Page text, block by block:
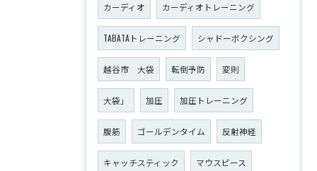
カーディオ カーディオトレーニング
TABATAトレーニング シャドーボクシング
越谷市 大袋 転倒予防 変則
大袋」 加圧 加圧トレーニング
腹筋 ゴールデンタイム 反射神経
キャッチスティック マウスピース